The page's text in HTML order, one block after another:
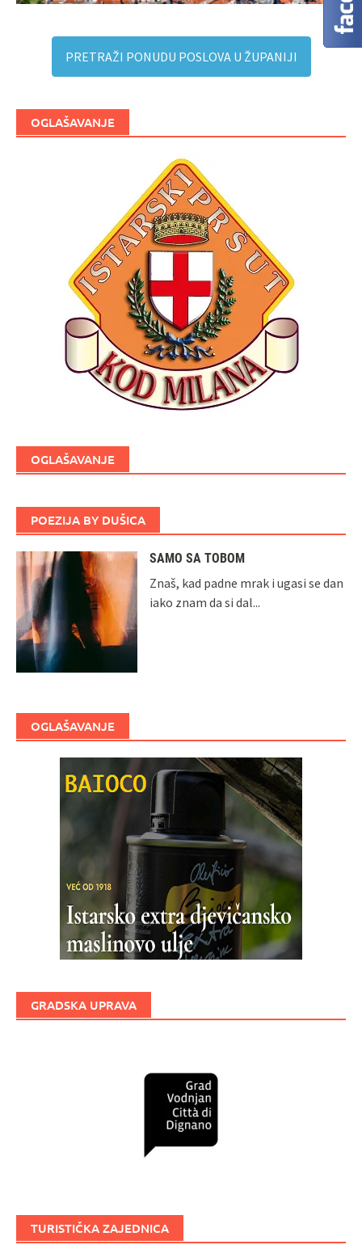
PRETRAŽI PONUDU POSLOVA U ŽUPANIJI
OGLAŠAVANJE
OGLAŠAVANJE
POEZIJA BY DUŠICA
SAMO SA TOBOM
Znaš, kad padne mrak i ugasi se dan
iako znam da si dal...
OGLAŠAVANJE
GRADSKA UPRAVA
TURISTIČKA ZAJEDNICA